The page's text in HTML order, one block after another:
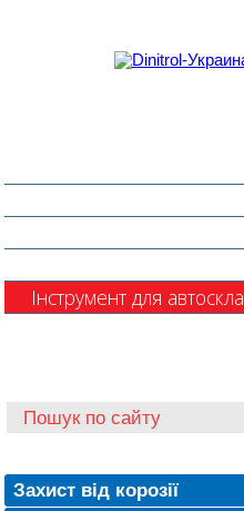
Інструмент для автоскла
Захист від корозії